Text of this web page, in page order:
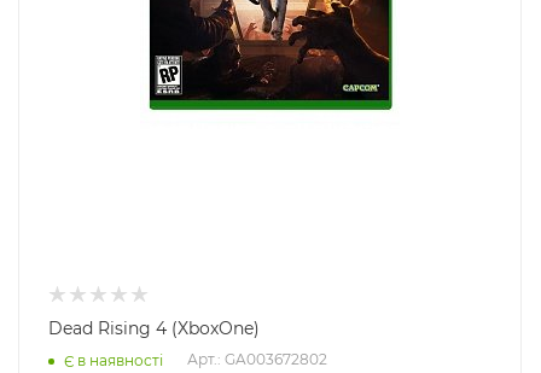
Dead Rising 4 (XboxOne)
Є в наявності Арт.: GA003672802